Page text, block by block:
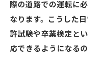
際の道路での運転に
なります。こうした
許試験や卒業検定と
応できるようになるの